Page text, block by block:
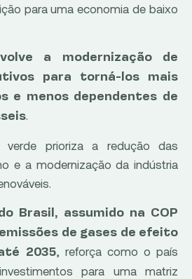
para uma economia de baixo
a modernização de
para torná-los mais
e menos dependentes de
.
verde prioriza a redução das
e a modernização da indústria
Brasil, assumido na COP
de gases de efeito
2035, reforça como o país
para uma matriz